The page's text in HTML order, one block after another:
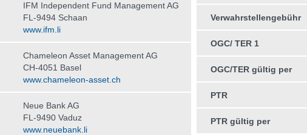
IFM Independent Fund Management AG
FL-9494 Schaan
www.ifm.li
Chameleon Asset Management AG
CH-4051 Basel
www.chameleon-asset.ch
Neue Bank AG
FL-9490 Vaduz
www.neuebank.li
Verwahrstellengebühr
OGC/ TER 1
OGC/TER gültig per
PTR
PTR gültig per